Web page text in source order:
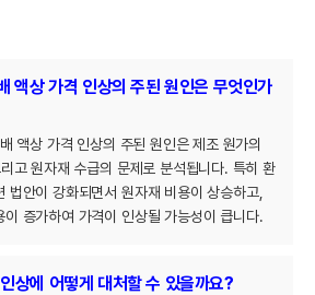
액상 가격 인상의 주된 원인은 무엇인가
액상 가격 인상의 주된 원인은 제조 원가의
고 원자재 수급의 문제로 분석됩니다. 특히 환
법안이 강화되면서 원자재 비용이 상승하고,
이 증가하여 가격이 인상될 가능성이 큽니다.
상에 어떻게 대처할 수 있을까요?